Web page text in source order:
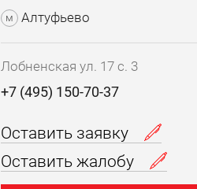
м Алтуфьево
Лобненская ул. 17 с. 3
+7 (495) 150-70-37
Оставить заявку
Оставить жалобу